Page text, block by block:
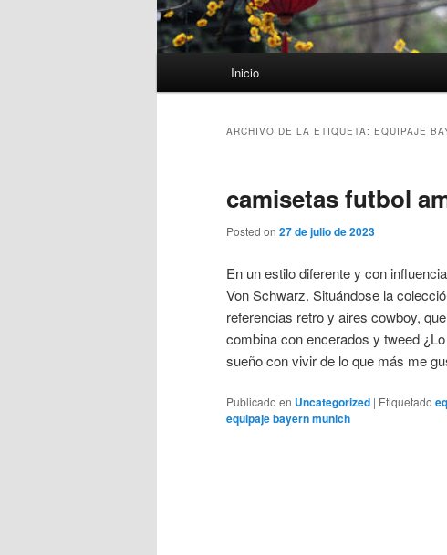
Inicio
ARCHIVO DE LA ETIQUETA: EQUIPAJE
camisetas futbol
Posted on 27 de julio de 2023
En un estilo diferente y con
Von Schwarz. Situándose la
referencias retro y aires cowboy,
combina con encerados y tweed
sueño con vivir de lo que más me
Publicado en Uncategorized | Etiquetado
equipaje bayern munich